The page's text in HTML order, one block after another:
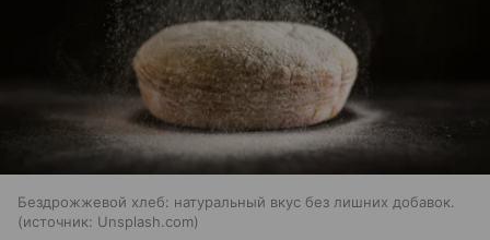
Бездрожжевой хлеб: натуральный вкус без лишних добавок.
источник: Unsplash.com